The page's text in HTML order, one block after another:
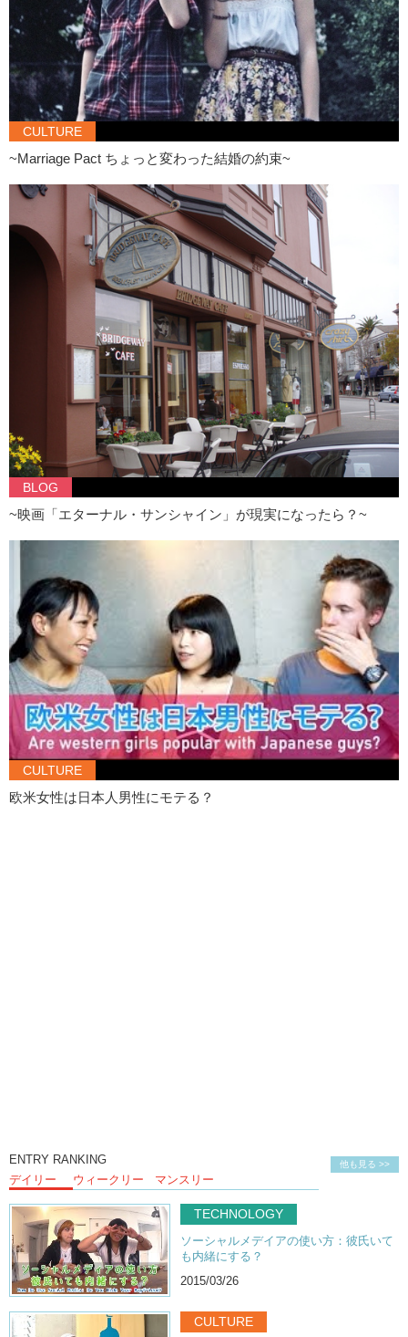
CULTURE
~Marriage Pact ちょっと変わった結婚の約束~
BLOG
~映画「エターナル・サンシャイン」が現実になったら？~
CULTURE
欧米女性は日本人男性にモテる？
他も見る >>
ENTRY RANKING
デイリー
ウィークリー マンスリー
TECHNOLOGY
ソーシャルメデイアの使い方：彼氏いて
も内緒にする？
2015/03/26
CULTURE